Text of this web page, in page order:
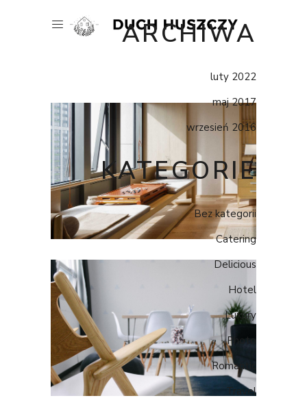
ARCHIWA
luty 2022
maj 2017
wrzesień 2016
KATEGORIE
Bez kategorii
Catering
Delicious
Hotel
Luxury
Photo
Romantic
Travel